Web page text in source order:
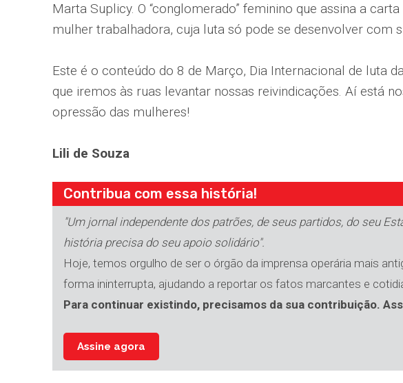
Marta Suplicy. O “conglomerado” feminino que assina a
mulher trabalhadora, cuja luta só pode se desenvolver com
Este é o conteúdo do 8 de Março, Dia Internacional de luta
que iremos às ruas levantar nossas reivindicações. Aí está
opressão das mulheres!
Lili de Souza
Contribua com essa história!
"Um jornal independente dos patrões, de seus partidos, do seu
história precisa do seu apoio solidário".
Hoje, temos orgulho de ser o órgão da imprensa operária mais
forma ininterrupta, ajudando a reportar os fatos marcantes e
Para continuar existindo, precisamos da sua contribuição.
Assine agora